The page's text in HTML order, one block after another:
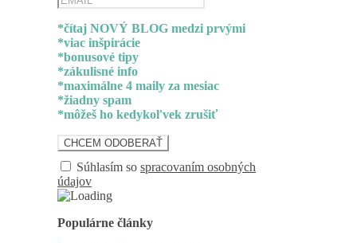
*čítaj NOVÝ BLOG medzi prvými
*viac inšpirácie
*bonusové tipy
*zákulisné info
*maximálne 4 maily za mesiac
*žiadny spam
*môžeš ho kedykoľvek zrušiť
Súhlasím so spracovaním osobných
údajov
Populárne články